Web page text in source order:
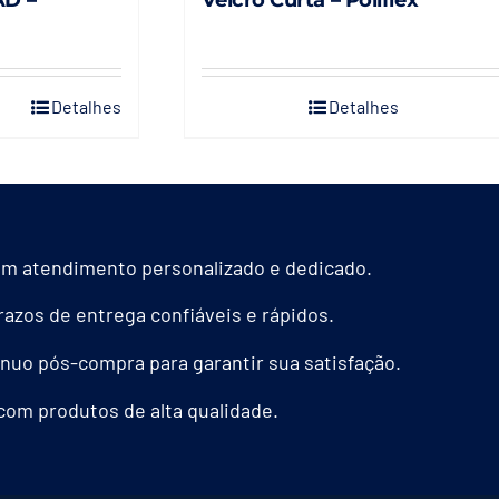
Detalhes Detalhes
atendimento personalizado e dedicado.
de entrega confiáveis e rápidos.
pós-compra para garantir sua satisfação.
produtos de alta qualidade.